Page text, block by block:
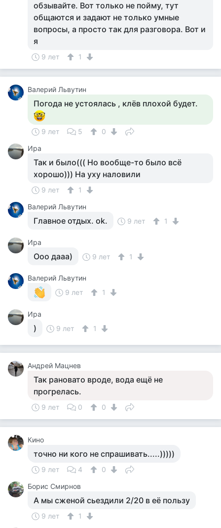
обзывайте. Вот только не пойму, тут
общаются и задают не только умные
вопросы, а просто так для разговора. Вот и
я
9 лет 1
Валерий Львутин
Погода не устоялась , клёв плохой будет.
9 лет 5
0
Ира
Так и было((( Но вообще-то было всё
хорошо))) На уху наловили
9 лет
1
Валерий Львутин
Главное отдых. ok. 9 лет 1
Ира
Ооо дааа) 9 лет 1
Валерий Львутин
9 лет
1
Ира
) 9 лет 1
Андрей Мацнев
Так рановато вроде, вода ещё не
прогрелась.
9 лет 0 0
Кино
точно ни кого не спрашивать.....)))))
9 лет 4
0
Борис Смирнов
А мы сженой сьездили 2/20 в её пользу
9 лет
1